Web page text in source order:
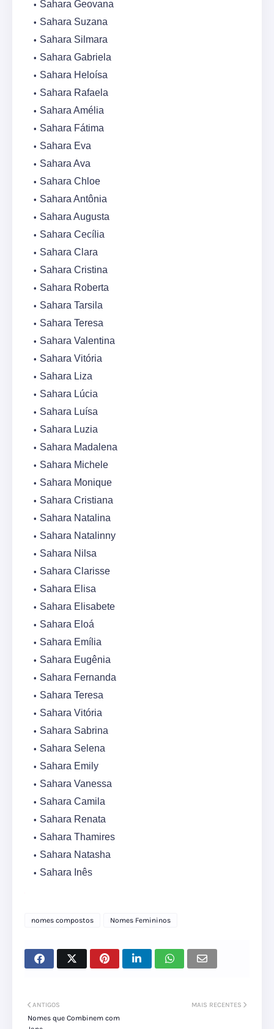
Sahara Geovana
Sahara Suzana
Sahara Silmara
Sahara Gabriela
Sahara Heloísa
Sahara Rafaela
Sahara Amélia
Sahara Fátima
Sahara Eva
Sahara Ava
Sahara Chloe
Sahara Antônia
Sahara Augusta
Sahara Cecília
Sahara Clara
Sahara Cristina
Sahara Roberta
Sahara Tarsila
Sahara Teresa
Sahara Valentina
Sahara Vitória
Sahara Liza
Sahara Lúcia
Sahara Luísa
Sahara Luzia
Sahara Madalena
Sahara Michele
Sahara Monique
Sahara Cristiana
Sahara Natalina
Sahara Natalinny
Sahara Nilsa
Sahara Clarisse
Sahara Elisa
Sahara Elisabete
Sahara Eloá
Sahara Emília
Sahara Eugênia
Sahara Fernanda
Sahara Teresa
Sahara Vitória
Sahara Sabrina
Sahara Selena
Sahara Emily
Sahara Vanessa
Sahara Camila
Sahara Renata
Sahara Thamires
Sahara Natasha
Sahara Inês
nomes compostos Nomes Femininos
MAIS RECENTES
ANTIGOS
Nomes que Combinem com